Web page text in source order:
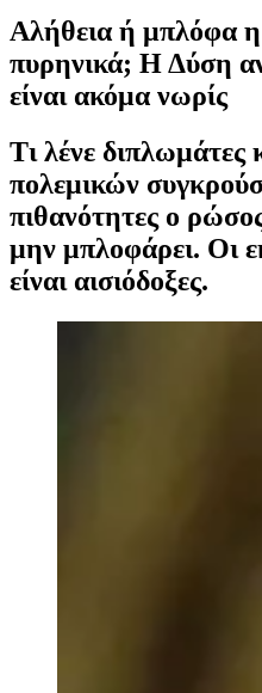
Αλήθεια ή μπλόφα η
πυρηνικά; Η Δύση
είναι ακόμα νωρίς
Τι λένε διπλωμάτες
πολεμικών
πιθανότητες ο
μην μπλοφάρει. Οι
είναι αισιόδοξες.